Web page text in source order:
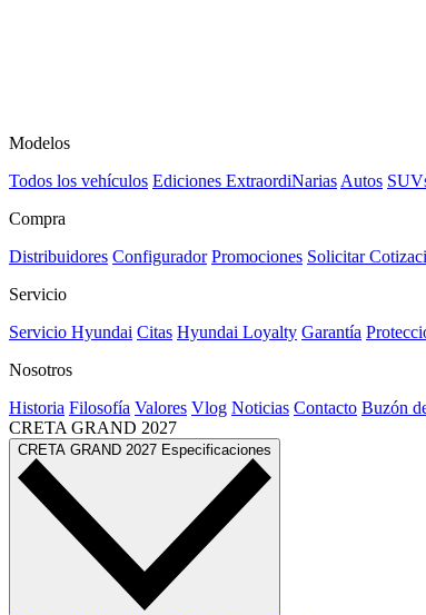
Modelos
Todos los vehículos Ediciones ExtraordiNarias Autos
Compra
Distribuidores Configurador Promociones Solicitar
Servicio
Servicio Hyundai Citas Hyundai Loyalty Garantía
Nosotros
Historia Filosofía Valores Vlog Noticias Contacto Buzón
CRETA GRAND 2027
CRETA GRAND 2027 Especificaciones